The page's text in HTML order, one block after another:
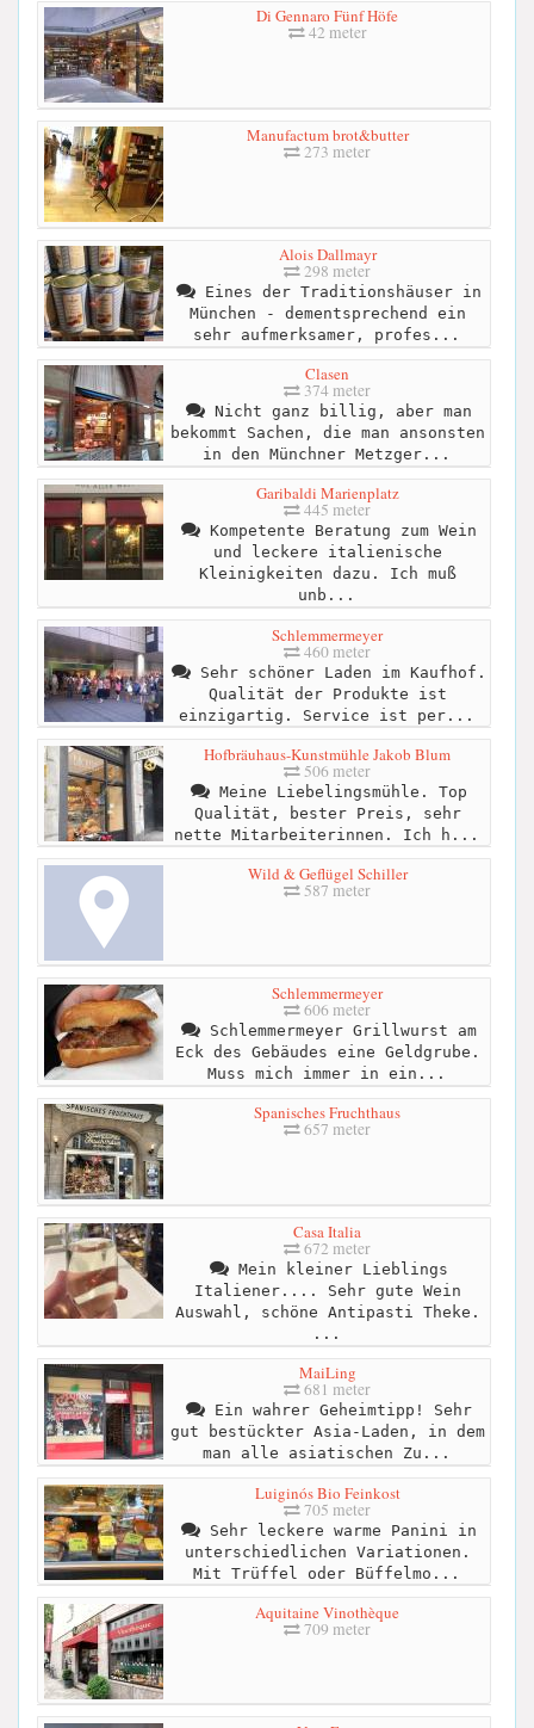
Di Gennaro Fünf Höfe
42 meter
Manufactum brot&butter
273 meter
Alois Dallmayr
298 meter
Eines der Traditionshäuser in
München - dementsprechend ein
sehr aufmerksamer, profes...
Clasen
374 meter
Nicht ganz billig, aber man
bekommt Sachen, die man ansonsten
in den Münchner Metzger...
Garibaldi Marienplatz
445 meter
Kompetente Beratung zum Wein
und leckere italienische
Kleinigkeiten dazu. Ich muß
unb...
Schlemmermeyer
460 meter
Sehr schöner Laden im Kaufhof.
Qualität der Produkte ist
einzigartig. Service ist per...
Hofbräuhaus-Kunstmühle Jakob Blum
506 meter
Meine Liebelingsmühle. Top
Qualität, bester Preis, sehr
nette Mitarbeiterinnen. Ich h...
Wild & Geflügel Schiller
587 meter
Schlemmermeyer
606 meter
Schlemmermeyer Grillwurst am
Eck des Gebäudes eine Geldgrube.
Muss mich immer in ein...
Spanisches Fruchthaus
657 meter
Casa Italia
672 meter
Mein kleiner Lieblings
Italiener.... Sehr gute Wein
Auswahl, schöne Antipasti Theke.
...
MaiLing
681 meter
Ein wahrer Geheimtipp! Sehr
gut bestückter Asia-Laden, in dem
man alle asiatischen Zu...
Luiginós Bio Feinkost
705 meter
Sehr leckere warme Panini in
unterschiedlichen Variationen.
Mit Trüffel oder Büffelmo...
Aquitaine Vinothèque
709 meter